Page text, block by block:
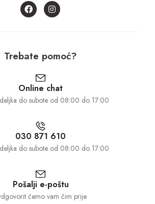
Trebate pomoć?
Online chat
do subote od 08:00 do 17:00
030 871 610
do subote od 08:00 do 17:00
Pošalji e-poštu
ćemo vam čim prije